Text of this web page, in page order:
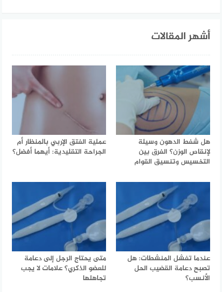
أشهر المقالات
هل شفط الدهون وسيلة
لإنقاص الوزن؟ الفرق بين
التخسيس وتنسيق القوام
عملية الفتق الإربي بالمنظار أم
الجراحة التقليدية: أيهما أفضل؟
عندما تفشل المنشطات: هل
تصبح دعامة القضيب الحل
الأنسب؟
متى يحتاج الرجل إلى دعامة
للعضو الذكري؟ علامات لا يجب
تجاهلها